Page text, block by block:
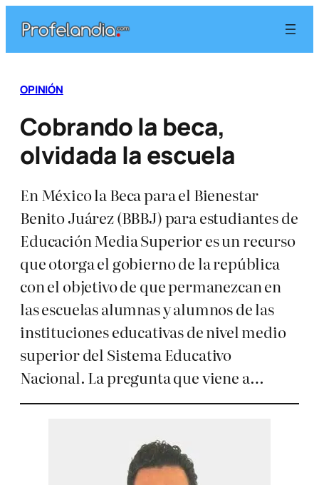
contenido
OPINIÓN
Cobrando la beca,
olvidada la escuela
En México la Beca para el Bienestar
Benito Juárez (BBBJ) para estudiantes de
Educación Media Superior es un recurso
que otorga el gobierno de la república
con el objetivo de que permanezcan en
las escuelas alumnas y alumnos de las
instituciones educativas de nivel medio
superior del Sistema Educativo
Nacional. La pregunta que viene a…